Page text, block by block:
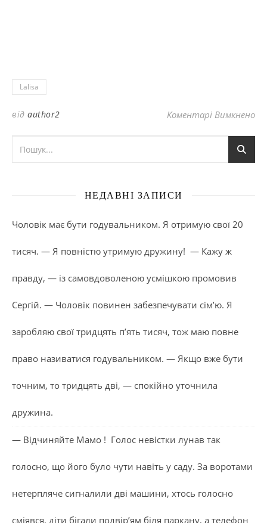
Lalisa
від author2 Коментарі Вимкненодо
НЕДАВНІ ЗАПИСИ
Чоловік має бути годувальником. Я отримую свої 20
тисяч. — Я повністю утримую дружину! — Кажу ж
правду, — із самовдоволеною усмішкою промовив
Сергій. — Чоловік повинен забезпечувати сім’ю. Я
заробляю свої тридцять п’ять тисяч, тож маю повне
право називатися годувальником. — Якщо вже бути
точним, то тридцять дві, — спокійно уточнила
дружина.
— Відчиняйте Мамо ! Голос невістки лунав так
голосно, що його було чути навіть у саду. За воротами
нетерпляче сигналили дві машини, хтось голосно
сміявся, діти бігали подвір’ям біля паркану, а телефон